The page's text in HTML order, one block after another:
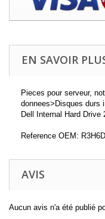
EN SAVOIR
Pieces pour serveur,
donnees>Disques durs
Dell Internal Hard Drive
Reference OEM: R3H6D
AVIS
Aucun avis n'a été publié